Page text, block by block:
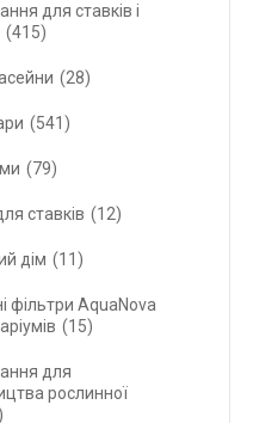
для ставків і
415
28
541
79
ставків 12
дім 11
фільтри AquaNova
15
для
рослинної